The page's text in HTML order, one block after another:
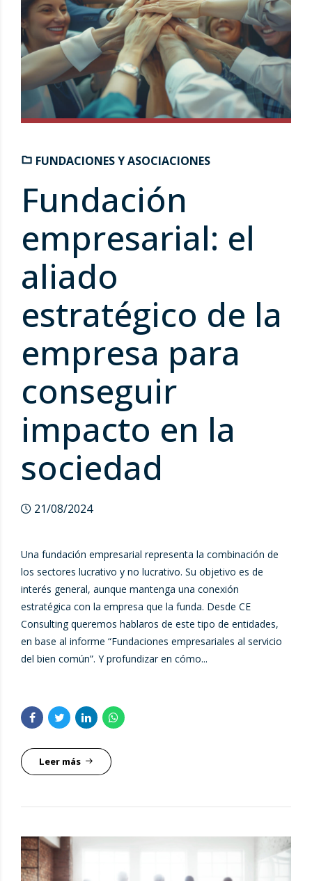
FUNDACIONES Y ASOCIACIONES
Fundación
empresarial: el
aliado
estratégico de la
empresa para
conseguir
impacto en la
sociedad
21/08/2024
Una fundación empresarial representa la combinación de
los sectores lucrativo y no lucrativo. Su objetivo es de
interés general, aunque mantenga una conexión
estratégica con la empresa que la funda. Desde CE
Consulting queremos hablaros de este tipo de entidades,
en base al informe “Fundaciones empresariales al servicio
del bien común”. Y profundizar en cómo...
Leer más